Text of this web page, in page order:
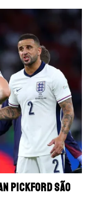
AD CHOICES
como Futbol Sites, é
à Better
os direitos reservados.
não
Pickford são